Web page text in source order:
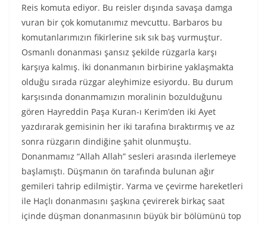
Reis komuta ediyor. Bu reisler dışında savaşa damga
vuran bir çok komutanımız mevcuttu. Barbaros bu
komutanlarımızın fikirlerine sık sık baş vurmuştur.
Osmanlı donanması şansız şekilde rüzgarla karşı
karşıya kalmış. İki donanmanın birbirine yaklaşmakta
olduğu sırada rüzgar aleyhimize esiyordu. Bu durum
karşısında donanmamızın moralinin bozulduğunu
gören Hayreddin Paşa Kuran-ı Kerim’den iki Ayet
yazdırarak gemisinin her iki tarafına bıraktırmış ve az
sonra rüzgarın dindiğine şahit olunmuştu.
Donanmamız “Allah Allah” sesleri arasında ilerlemeye
başlamıştı. Düşmanın ön tarafında bulunan ağır
gemileri tahrip edilmiştir. Yarma ve çevirme hareketleri
ile Haçlı donanmasını şaşkına çevirerek birkaç saat
içinde düşman donanmasının büyük bir bölümünü top